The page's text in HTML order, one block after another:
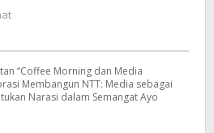
“Coffee Morning dan Media
Membangun NTT: Media sebagai
Narasi dalam Semangat Ayo